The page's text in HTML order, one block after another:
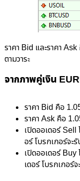
ราคา Bid และราคา
ตามวาระ
จากภาพคู่เงิน
ราคา Bid คือ
ราคา Ask คือ
เปิดออเดอร์ Sell
อร์ โบรกเกอร์จะ
เปิดออเดอร์ Buy
เดอร์ โบรกเกอร์